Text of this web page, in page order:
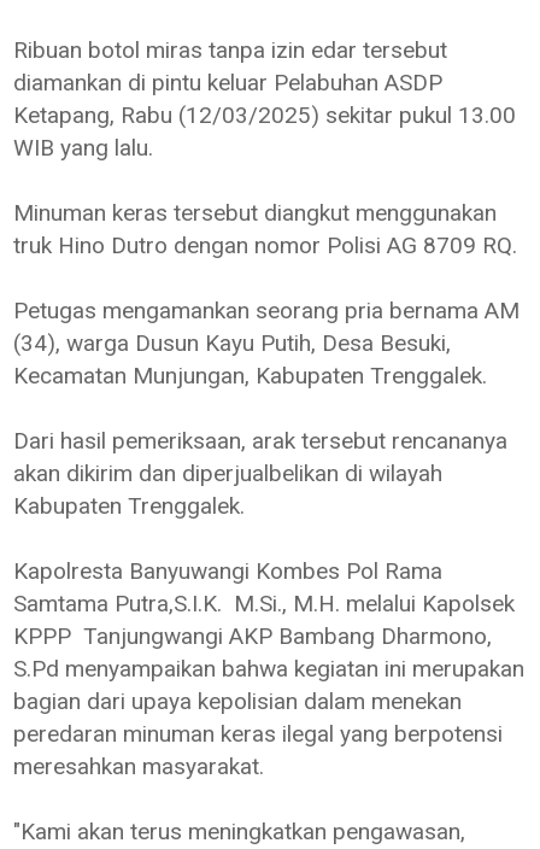
Ribuan botol miras tanpa izin edar tersebut
diamankan di pintu keluar Pelabuhan ASDP
Ketapang, Rabu (12/03/2025) sekitar pukul 13.00
WIB yang lalu.
Minuman keras tersebut diangkut menggunakan
truk Hino Dutro dengan nomor Polisi AG 8709 RQ.
Petugas mengamankan seorang pria bernama AM
(34), warga Dusun Kayu Putih, Desa Besuki,
Kecamatan Munjungan, Kabupaten Trenggalek.
Dari hasil pemeriksaan, arak tersebut rencananya
akan dikirim dan diperjualbelikan di wilayah
Kabupaten Trenggalek.
Kapolresta Banyuwangi Kombes Pol Rama
Samtama Putra,S.I.K. M.Si., M.H. melalui Kapolsek
KPPP Tanjungwangi AKP Bambang Dharmono,
S.Pd menyampaikan bahwa kegiatan ini merupakan
bagian dari upaya kepolisian dalam menekan
peredaran minuman keras ilegal yang berpotensi
meresahkan masyarakat.
"Kami akan terus meningkatkan pengawasan,